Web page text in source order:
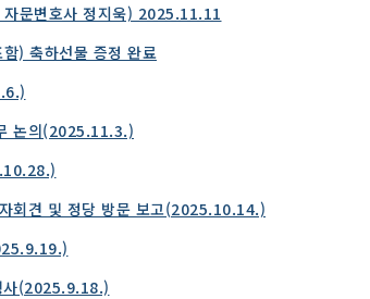
문변호사 정지욱) 2025.11.11
) 축하선물 증정 완료
논의(2025.11.3.)
회견 및 정당 방문 보고(2025.10.14.)
사(2025.9.18.)